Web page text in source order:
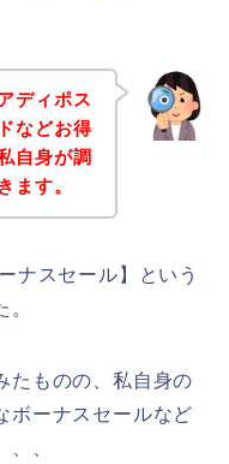
ディポス
などお得
自身が調
ます。
ナスセール】という
たものの、私自身の
ボーナスセールなど
、